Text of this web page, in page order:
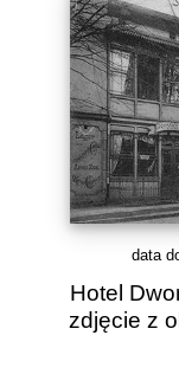
data
Hotel
zdjęcie z